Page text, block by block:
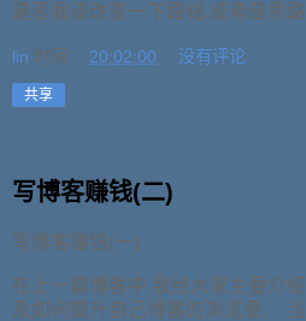
是否我该改变一下路线,或者是思
lin 时间： 20:02:00 没有评论:
共享
写博客赚钱(二)
写博客赚钱(一)
在上一篇博客中,我给大家主要介
及如何提升自己博客的浏览量.